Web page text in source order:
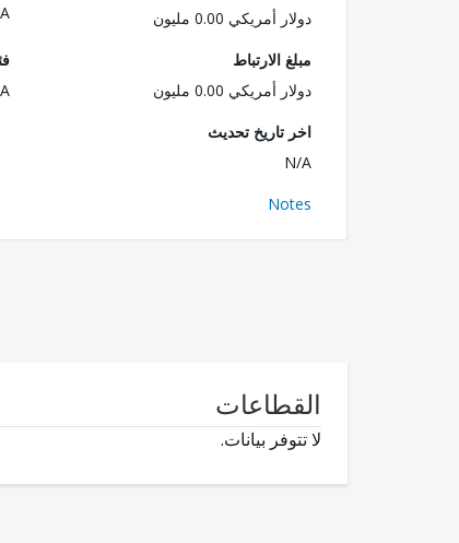
دولار أمريكي 0.00 مليون
مبلغ الارتباط
دولار أمريكي 0.00 مليون
اخر تاريخ تحديث
N/A
Notes
القطاعات
لا تتوفر بيانات.